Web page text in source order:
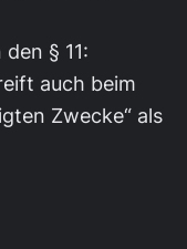
§ 11:
auch beim
Zwecke“ als